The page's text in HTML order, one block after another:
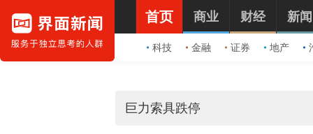
首页
科技 金融 证券 地产
商业 财经 新闻